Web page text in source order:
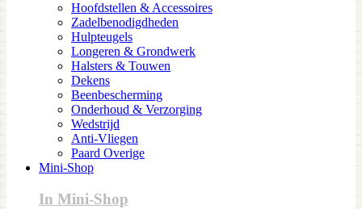
Hoofdstellen & Accessoires
Zadelbenodigdheden
Hulpteugels
Longeren & Grondwerk
Halsters & Touwen
Dekens
Beenbescherming
Onderhoud & Verzorging
Wedstrijd
Anti-Vliegen
Paard Overige
Mini-Shop
In Mini-Shop